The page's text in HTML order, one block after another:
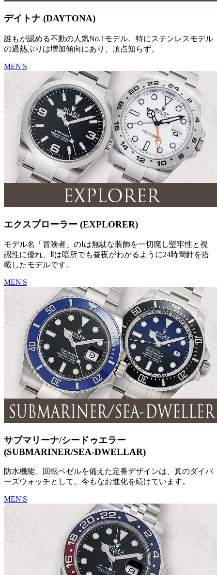
デイトナ (DAYTONA)
誰もが認める不動の人気No.1モデル。特にステンレスモデル
の過熱ぶりは増加傾向にあり、頂点知らず。
MEN'S
エクスプローラー (EXPLORER)
モデル名「冒険者」のⅠは無駄な装飾を一切廃し堅牢性と視
認性に優れ、Ⅱは暗所でも昼夜がわかるように24時間針を搭
載したモデルです。
MEN'S
サブマリーナ/シードゥエラー
(SUBMARINER/SEA-DWELLAR)
防水機能、回転ベゼルを備えた定番デザインは、真のダイバ
ーズウォッチとして、今もなお進化を続けています。
MEN'S